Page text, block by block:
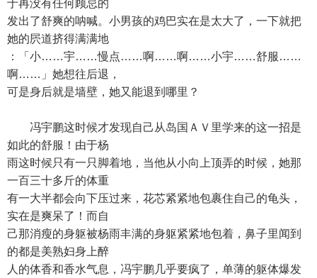
于再没有任何顾忌的
发出了舒爽的呐喊。小男孩的鸡巴实在是太大了，一下就把
她的屄道挤得满满地
：「小……宇……慢点……啊……啊……小宇……舒服……
啊……」她想往后退，
可是身后就是墙壁，她又能退到哪里？
冯宇鹏这时候才发现自己从岛国ＡＶ里学来的这一招是
如此的舒服！由于杨
雨这时候只有一只脚着地，当他从小向上顶弄的时候，她那
一百三十多斤的体重
有一大半都会向下压过来，花芯紧紧地包裹住自己的龟头，
实在是爽呆了！而自
己那消瘦的身躯被杨雨丰满的身躯紧紧地包着，鼻子里闻到
的都是美熟妇身上醉
人的体香和香水气息，冯宇鹏几乎要疯了，单薄的躯体爆发